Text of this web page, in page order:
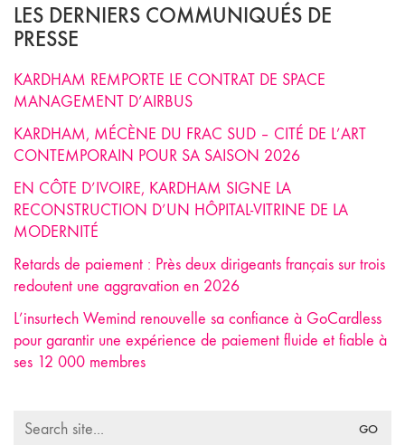
LES DERNIERS COMMUNIQUÉS DE
PRESSE
KARDHAM REMPORTE LE CONTRAT DE SPACE
MANAGEMENT D’AIRBUS
KARDHAM, MÉCÈNE DU FRAC SUD – CITÉ DE L’ART
CONTEMPORAIN POUR SA SAISON 2026
EN CÔTE D’IVOIRE, KARDHAM SIGNE LA
RECONSTRUCTION D’UN HÔPITAL-VITRINE DE LA
MODERNITÉ
Retards de paiement : Près deux dirigeants français sur trois
redoutent une aggravation en 2026
L’insurtech Wemind renouvelle sa confiance à GoCardless
pour garantir une expérience de paiement fluide et fiable à
ses 12 000 membres
Search